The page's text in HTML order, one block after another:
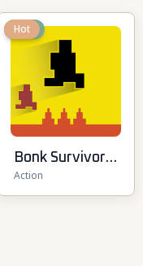
New
Hot
Bonk Survivor:
Roguelike
Action